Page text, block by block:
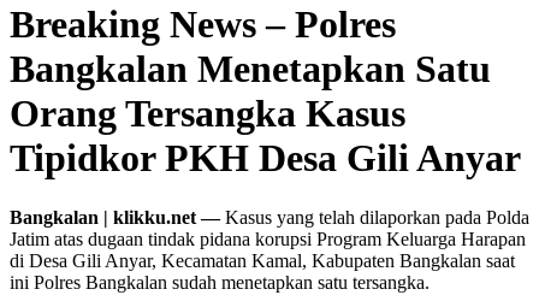
Breaking News – Polres
Bangkalan Menetapkan Satu
Orang Tersangka Kasus
Tipidkor PKH Desa Gili Anyar
Bangkalan | klikku.net —Kasus yang telah dilaporkan pada Polda
Jatim atas dugaan tindak pidana korupsi Program Keluarga Harapan
di Desa Gili Anyar, Kecamatan Kamal, Kabupaten Bangkalan saat
ini Polres Bangkalan sudah menetapkan satu tersangka.